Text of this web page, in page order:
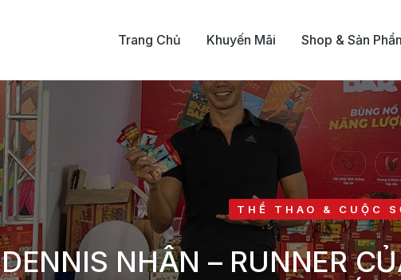
Trang Chủ Khuyến Mãi Shop & Sản
THỂ THAO & CUỘC
DENNIS NHÂN – RUNNER